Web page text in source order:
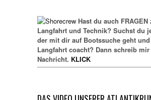
Hast du auch
Langfahrt und Technik? Suchst du
der mit dir auf Bootssuche geht
Langfahrt coacht? Dann schreib
Nachricht. KLICK